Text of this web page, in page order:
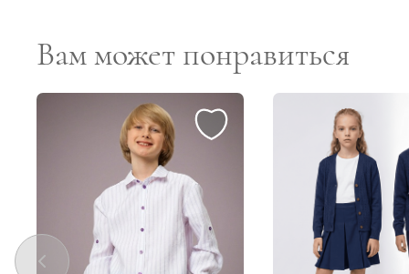
Вам может понравиться